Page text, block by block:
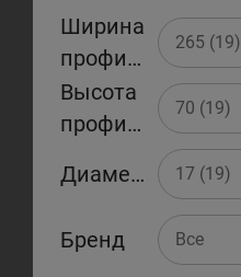
Ширина
профиля
265 (19)
Высота
профиля
70 (19)
Диаметр 17 (19)
Бренд Все